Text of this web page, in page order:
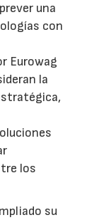
una
con
Eurowag
la
los
su